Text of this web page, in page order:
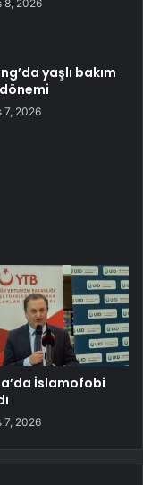
8, 2026
yaşlı bakım
7, 2026
İslamofobi
7, 2026